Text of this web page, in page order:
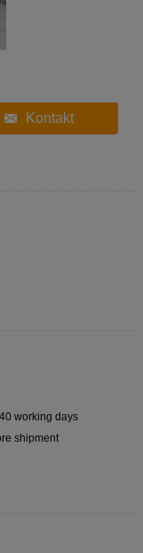
Kontakt
working days
shipment